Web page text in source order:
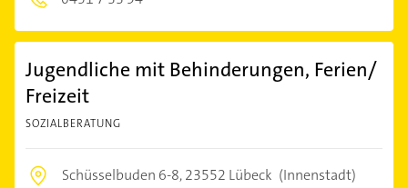
Jugendliche mit Behinderungen, Ferien/
Freizeit
SOZIALBERATUNG
Schüsselbuden 6-8,23552 Lübeck (Innenstadt)